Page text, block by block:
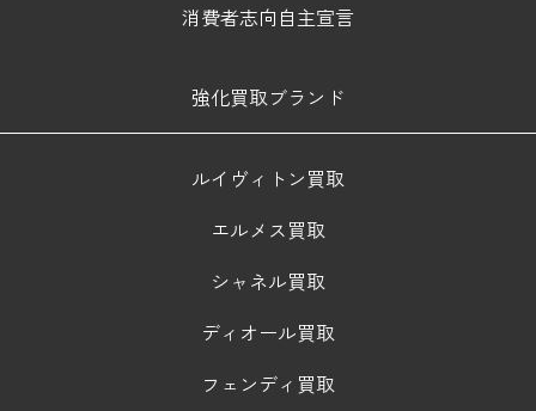
消費者志向自主宣言
強化買取ブランド
ルイヴィトン買取
エルメス買取
シャネル買取
ディオール買取
フェンディ買取